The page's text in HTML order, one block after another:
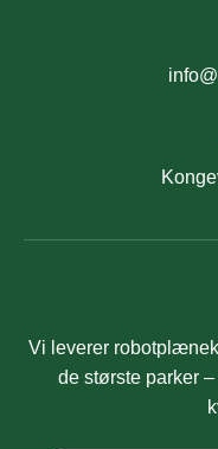
Vi leverer
de største parker